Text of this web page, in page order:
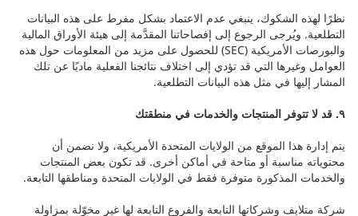
نظرًا لهذه الشكوك، ينبغي عدم الاعتماد بشكل مفرط على هذه البيانات
التطلعية. ويُرجى الرجوع إلى إفصاحاتنا المقدَّمة إلى هيئة الأوراق المالية
والبورصات الأمريكية (SEC) للحصول على مزيد من المعلومات حول هذه
العوامل وغيرها التي قد تؤدي إلى اختلاف نتائجنا الفعلية ماديًا عن تلك
المشار إليها في مثل هذه البيانات التطلعية.
٩. قد لا تتوفر المنتجات والخدمات في منطقتك
يتم إدارة هذا الموقع من الولايات المتحدة الأمريكية، ولا نضمن أن
محتوياته مناسبة أو متاحة في أماكن أخرى. قد تكون بعض المنتجات
والخدمات المذكورة متوفرة فقط في الولايات المتحدة ومناطقها التابعة.
شركة متلايف وشركاتها التابعة والفروع التابعة لها غير مخوّلة بمزاولة